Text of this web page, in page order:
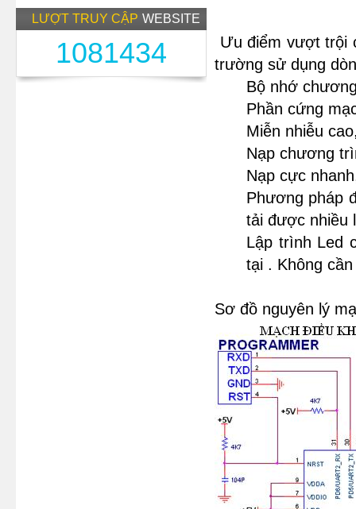
LƯỢT TRUY CẬP WEBSITE
1081434
Ưu điểm vượt trội
trường sử dụng
Bộ nhớ
Phần cứng
Miễn nhiễu
Nạp chương
Nạp cực
Phương pháp
tải được nhiều
Lập trình Led
tại . Không
Sơ đồ nguyên lý